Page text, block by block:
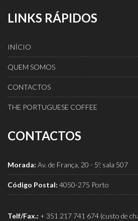
LINKS RÁPIDOS
INÍCIO
QUEM SOMOS
CONTACTOS
THE PORTUGUESE COFFEE
CONTACTOS
Morada: Av. de França, 20 - 5º, sala 507
Código Postal: 4050-275 Porto
Telf/Fax.: + 351 217 741 674 (custo de